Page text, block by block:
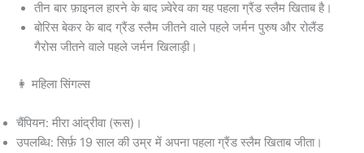
तीन बार फ़ाइनल हारने के बाद ज़्वेरेव का यह पहला ग्रैंड स्लैम खिताब है।
बोरिस बेकर के बाद ग्रैंड स्लैम जीतने वाले पहले जर्मन पुरुष और रोलैंड
गैरोस जीतने वाले पहले जर्मन खिलाड़ी।
👩 महिला सिंगल्स
चैंपियन: मीरा आंद्रीवा (रूस)।
उपलब्धि: सिर्फ़ 19 साल की उम्र में अपना पहला ग्रैंड स्लैम खिताब जीता।